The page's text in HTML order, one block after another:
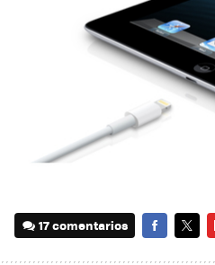
17 comentarios